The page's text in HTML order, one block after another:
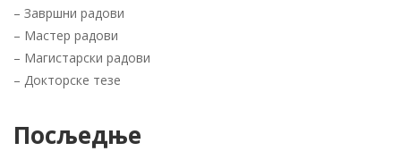
– Завршни радови
– Мастер радови
– Магистарски радови
– Докторске тезе
Посљедње